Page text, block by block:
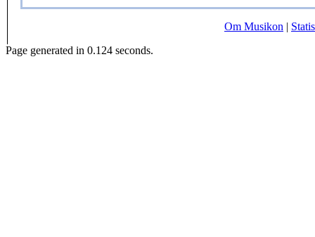
Om Musikon |
Page generated in 0.124 seconds.